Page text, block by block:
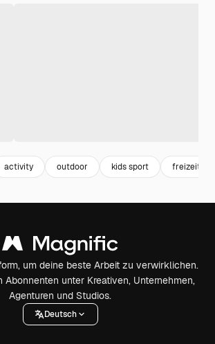
activity outdoor kids sport freizeit
um deine beste Arbeit zu verwirklichen.
Abonnenten unter Kreativen, Unternehmen,
Agenturen und Studios.
Deutsch